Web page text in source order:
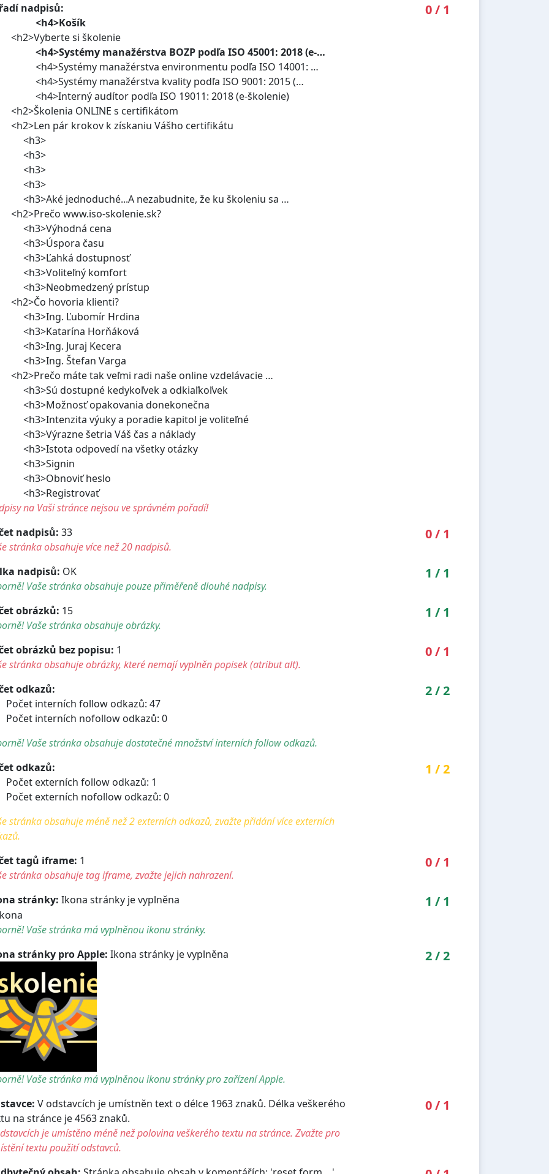
nadpisů:
<h4>Košík
si školenie
<h4>Systémy manažérstva BOZP podľa ISO 45001: 2018 (e-…
manažérstva environmentu podľa ISO 14001: …
manažérstva kvality podľa ISO 9001: 2015 (…
audítor podľa ISO 19011: 2018 (e-školenie)
ONLINE s certifikátom
pár krokov k získaniu Vášho certifikátu
jednoduché...A nezabudnite, že ku školeniu sa …
www.iso-skolenie.sk?
cena
času
dostupnosť
komfort
prístup
hovoria klienti?
Ľubomír Hrdina
Horňáková
Juraj Kecera
Štefan Varga
máte tak veľmi radi naše online vzdelávacie …
dostupné kedykoľvek a odkiaľkoľvek
opakovania donekonečna
výuky a poradie kapitol je voliteľné
šetria Váš čas a náklady
odpovedí na všetky otázky
heslo
na Vaši stránce nejsou ve správném pořadí!
0/ 1
nadpisů: 33
stránka obsahuje více než 20 nadpisů.
0/ 1
nadpisů: OK
Vaše stránka obsahuje pouze přiměřeně dlouhé nadpisy.
1 / 1
obrázků: 15
Vaše stránka obsahuje obrázky.
1 / 1
obrázků bez popisu: 1
stránka obsahuje obrázky, které nemají vyplněn popisek (atribut alt).
0/ 1
odkazů:
Počet interních follow odkazů: 47
Počet interních nofollow odkazů: 0
Vaše stránka obsahuje dostatečné množství interních follow odkazů.
2/2
odkazů:
Počet externích follow odkazů: 1
Počet externích nofollow odkazů: 0
stránka obsahuje méně než 2 externích odkazů, zvažte přidání více externích
1 /2
tagů iframe: 1
stránka obsahuje tag iframe, zvažte jejich nahrazení.
0/ 1
stránky: Ikona stránky je vyplněna
Vaše stránka má vyplněnou ikonu stránky.
1 / 1
stránky pro Apple: Ikona stránky je vyplněna
Vaše stránka má vyplněnou ikonu stránky pro zařízení Apple.
2/2
V odstavcích je umístněn text o délce 1963 znaků. Délka veškerého
na stránce je 4563 znaků.
je umístěno méně než polovina veškerého textu na stránce. Zvažte pro
textu použití odstavců.
0/ 1